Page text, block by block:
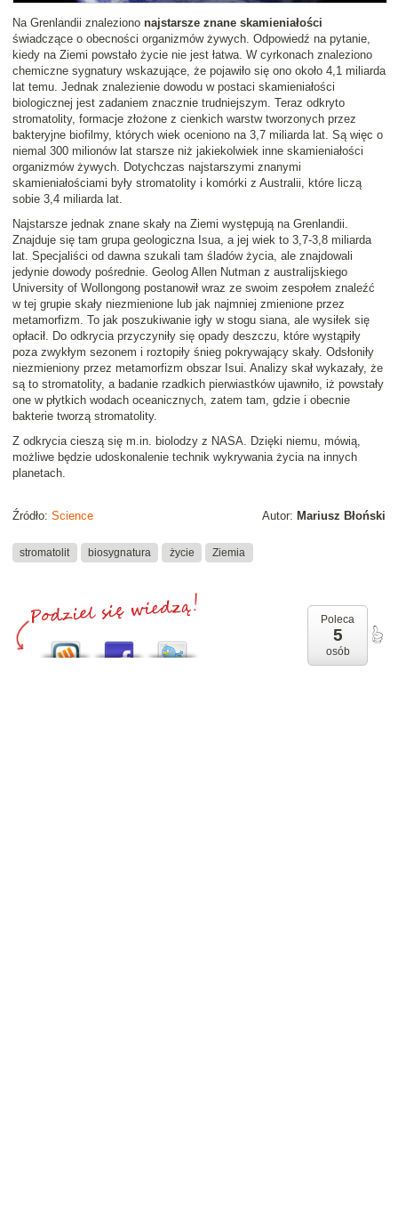
Na Grenlandii znaleziono najstarsze znane skamieniałości
świadczące o obecności organizmów żywych. Odpowiedź na pytanie,
kiedy na Ziemi powstało życie nie jest łatwa. W cyrkonach znaleziono
chemiczne sygnatury wskazujące, że pojawiło się ono około 4,1 miliarda
lat temu. Jednak znalezienie dowodu w postaci skamieniałości
biologicznej jest zadaniem znacznie trudniejszym. Teraz odkryto
stromatolity, formacje złożone z cienkich warstw tworzonych przez
bakteryjne biofilmy, których wiek oceniono na 3,7 miliarda lat. Są więc o
niemal 300 milionów lat starsze niż jakiekolwiek inne skamieniałości
organizmów żywych. Dotychczas najstarszymi znanymi
skamieniałościami były stromatolity i komórki z Australii, które liczą
sobie 3,4 miliarda lat.
Najstarsze jednak znane skały na Ziemi występują na Grenlandii.
Znajduje się tam grupa geologiczna Isua, a jej wiek to 3,7-3,8 miliarda
lat. Specjaliści od dawna szukali tam śladów życia, ale znajdowali
jedynie dowody pośrednie. Geolog Allen Nutman z australijskiego
University of Wollongong postanowił wraz ze swoim zespołem znaleźć
w tej grupie skały niezmienione lub jak najmniej zmienione przez
metamorfizm. To jak poszukiwanie igły w stogu siana, ale wysiłek się
opłacił. Do odkrycia przyczyniły się opady deszczu, które wystąpiły
poza zwykłym sezonem i roztopiły śnieg pokrywający skały. Odsłoniły
niezmieniony przez metamorfizm obszar Isui. Analizy skał wykazały, że
są to stromatolity, a badanie rzadkich pierwiastków ujawniło, iż powstały
one w płytkich wodach oceanicznych, zatem tam, gdzie i obecnie
bakterie tworzą stromatolity.
Z odkrycia cieszą się m.in. biolodzy z NASA. Dzięki niemu, mówią,
możliwe będzie udoskonalenie technik wykrywania życia na innych
planetach.
Autor: Mariusz Błoński
Źródło: Science
stromatolit biosygnatura życie Ziemia
Poleca
5
osób